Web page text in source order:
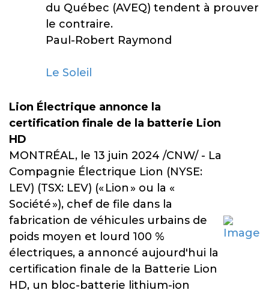
du Québec (AVEQ) tendent à prouver
le contraire.
Paul-Robert Raymond
Le Soleil
Lion Électrique annonce la
certification finale de la batterie Lion
HD
MONTRÉAL, le 13 juin 2024 /CNW/ - La
Compagnie Électrique Lion (NYSE:
LEV) (TSX: LEV) (« Lion » ou la «
Société »), chef de file dans la
fabrication de véhicules urbains de
poids moyen et lourd 100 %
électriques, a annoncé aujourd'hui la
certification finale de la Batterie Lion
HD, un bloc-batterie lithium-ion